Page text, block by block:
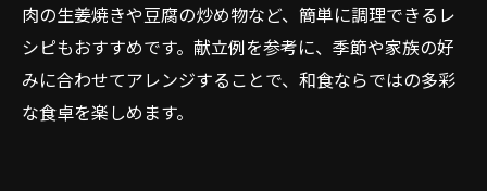
肉の生姜焼きや豆腐の炒め物など、簡単に調理できるレ
シピもおすすめです。献立例を参考に、季節や家族の好
みに合わせてアレンジすることで、和食ならではの多彩
な食卓を楽しめます。